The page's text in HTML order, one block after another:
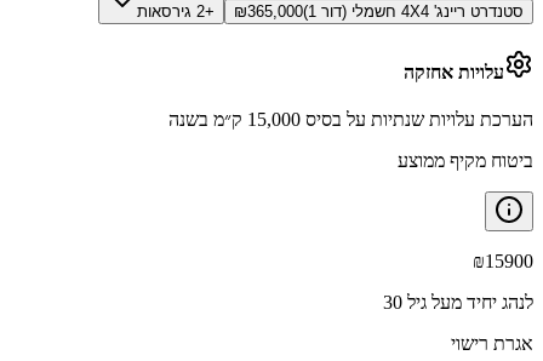
סטנדרט ריינג' 4X4 חשמלי (דור 1) ₪365,000 +2 גירסאות
עלויות אחזקה
הערכת עלויות שנתיות על בסיס 15,000 ק״מ בשנה
ביטוח מקיף ממוצע
₪15900
לנהג יחיד מעל גיל 30
אגרת רישוי